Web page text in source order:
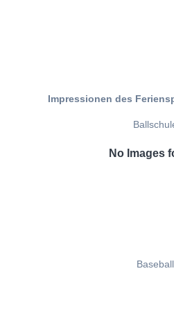
Impressionen des
No Images
Baseball